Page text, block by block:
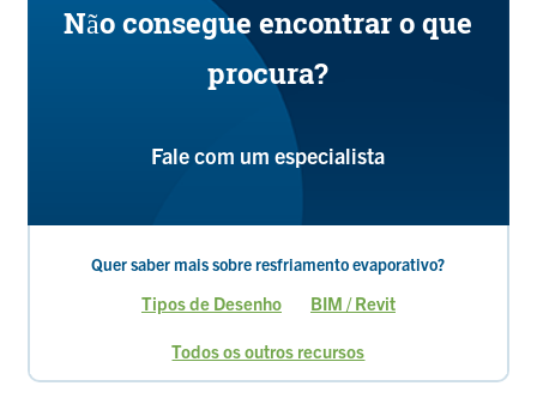
Não consegue encontrar o que
procura?
Fale com um especialista
Quer saber mais sobre resfriamento evaporativo?
Tipos de Desenho BIM / Revit
Todos os outros recursos